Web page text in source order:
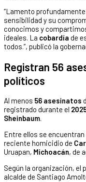
“Lamento profundamente
sensibilidad y su
conocimos y
ideales. La cobardía de
todos.”, publicó la
Registran 56
políticos
Al menos 56 asesinatos
registrado durante el
Sheinbaum.
Entre ellos se
reciente homicidio de
Uruapan, Michoacán, de
Según la organización, el
alcalde de Santiago